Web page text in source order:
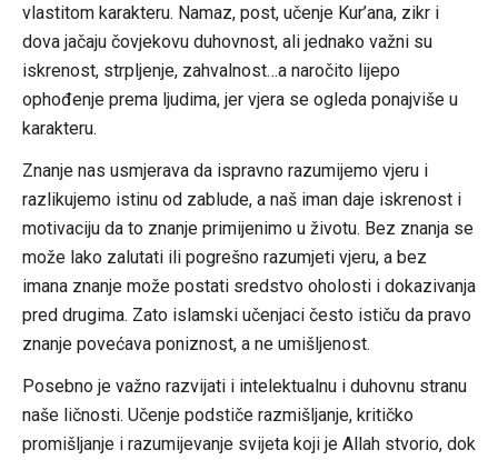
vlastitom karakteru. Namaz, post, učenje Kur’ana, zikr i
dova jačaju čovjekovu duhovnost, ali jednako važni su
iskrenost, strpljenje, zahvalnost…a naročito lijepo
ophođenje prema ljudima, jer vjera se ogleda ponajviše u
karakteru.
Znanje nas usmjerava da ispravno razumijemo vjeru i
razlikujemo istinu od zablude, a naš iman daje iskrenost i
motivaciju da to znanje primijenimo u životu. Bez znanja se
može lako zalutati ili pogrešno razumjeti vjeru, a bez
imana znanje može postati sredstvo oholosti i dokazivanja
pred drugima. Zato islamski učenjaci često ističu da pravo
znanje povećava poniznost, a ne umišljenost.
Posebno je važno razvijati i intelektualnu i duhovnu stranu
naše ličnosti. Učenje podstiče razmišljanje, kritičko
promišljanje i razumijevanje svijeta koji je Allah stvorio, dok